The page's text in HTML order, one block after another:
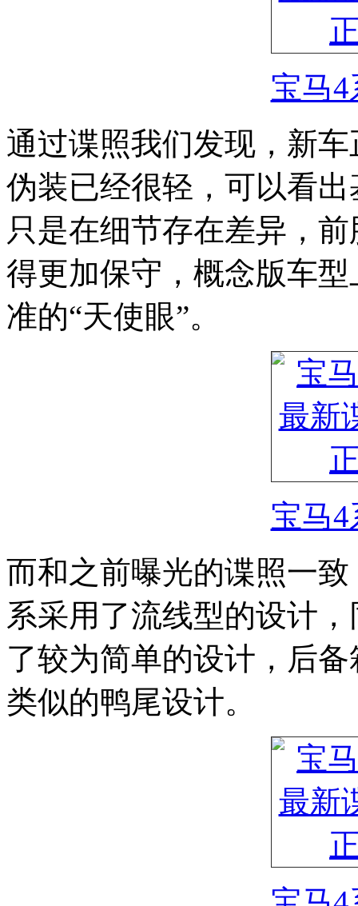
宝马
通过谍照我们发现，新
伪装已经很轻，可以看
只是在细节存在差异，
得更加保守，概念版车
准的“天使眼”。
宝马
而和之前曝光的谍照一
系采用了流线型的设计
了较为简单的设计，后备
类似的鸭尾设计。